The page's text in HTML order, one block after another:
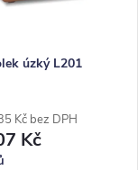
úzký L201
Kč bez DPH
Kč